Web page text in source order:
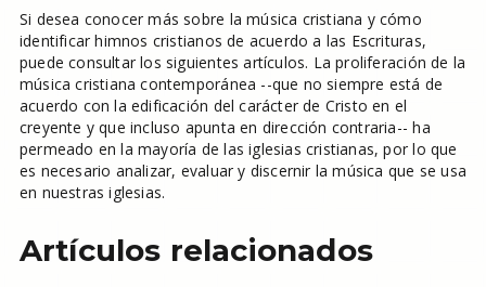
Si desea conocer más sobre la música cristiana y cómo
identificar himnos cristianos de acuerdo a las Escrituras,
puede consultar los siguientes artículos. La proliferación de la
música cristiana contemporánea --que no siempre está de
acuerdo con la edificación del carácter de Cristo en el
creyente y que incluso apunta en dirección contraria-- ha
permeado en la mayoría de las iglesias cristianas, por lo que
es necesario analizar, evaluar y discernir la música que se usa
en nuestras iglesias.
Artículos relacionados